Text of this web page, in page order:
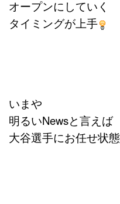
オープンにしていく
タイミングが上手
いまや
明るいNewsと言えば
大谷選手にお任せ状態